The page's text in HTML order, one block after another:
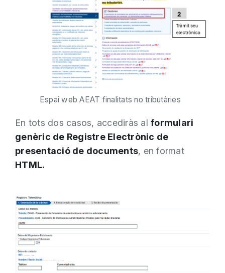
Espai web AEAT finalitats no tributàries
En tots dos casos, accediràs al formulari
genèric de Registre Electrònic de
presentació de documents, en format
HTML.